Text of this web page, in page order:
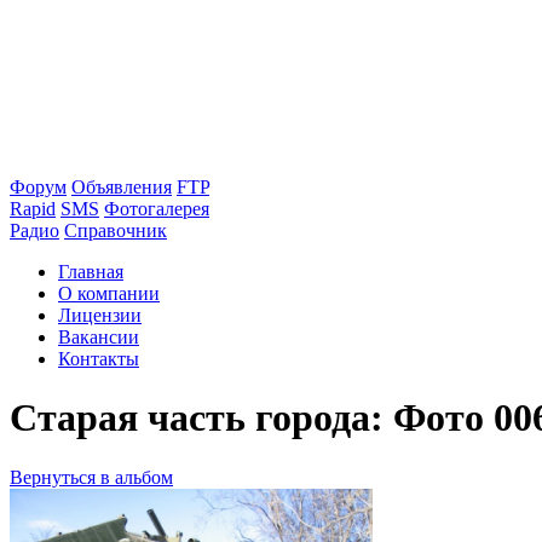
Форум Объявления FTP
Rapid SMS Фотогалерея
Радио Справочник
Главная
О компании
Лицензии
Вакансии
Контакты
Старая часть города: Фото
Вернуться в альбом